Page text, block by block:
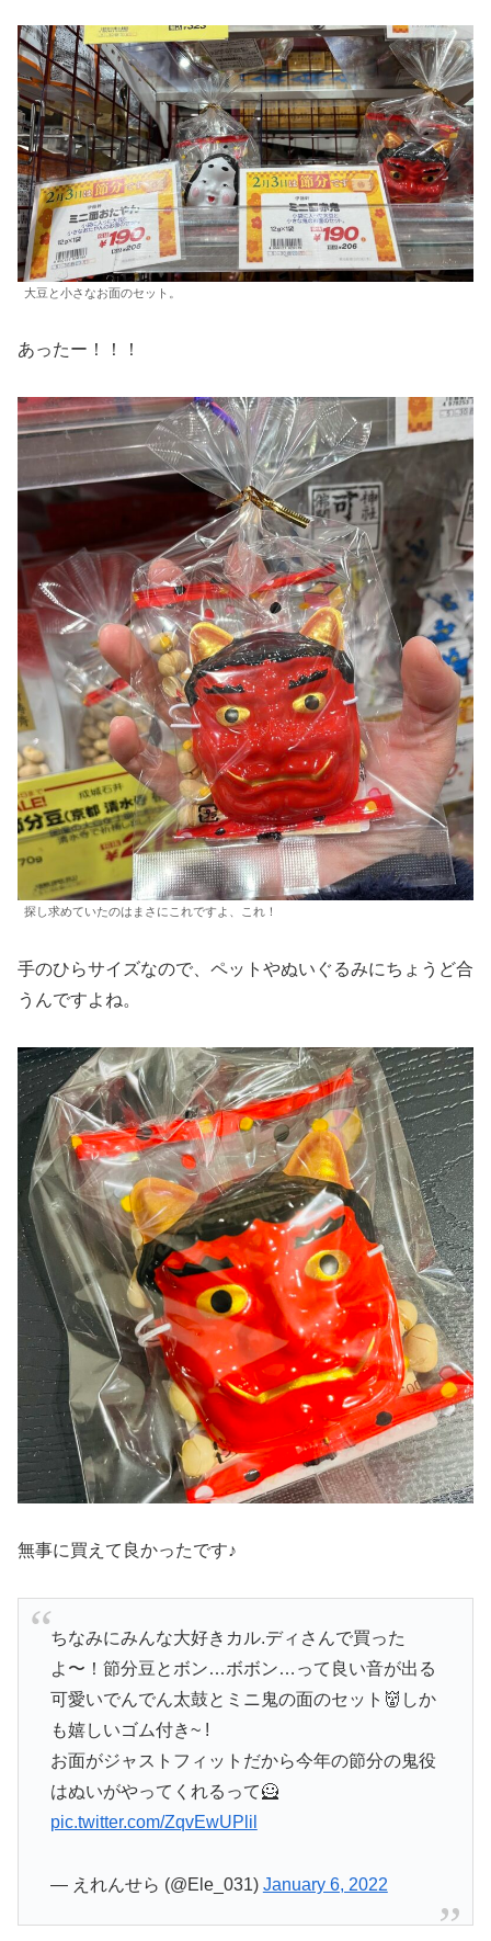
大豆と小さなお面のセット。
あったー！！！
探し求めていたのはまさにこれですよ、これ！
手のひらサイズなので、ペットやぬいぐるみにちょうど合
うんですよね。
無事に買えて良かったです♪
ちなみにみんな大好きカル.ディさんで買った
よ〜！節分豆とボン…ボボン…って良い音が出る
可愛いでんでん太鼓とミニ鬼の面のセット👹しか
も嬉しいゴム付き~ !
お面がジャストフィットだから今年の節分の鬼役
はぬいがやってくれるって🦸
pic.twitter.com/ZqvEwUPlil
— えれんせら (@Ele_031) January 6, 2022